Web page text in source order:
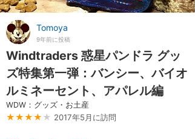
Tomoya
9年前に投稿
Windtraders 惑星パンドラ グッ
ズ特集第一弾：バンシー、バイオ
ルミネーセント、アパレル編
WDW：グッズ・お土産
★★★★ ★ 2017年5月に訪問